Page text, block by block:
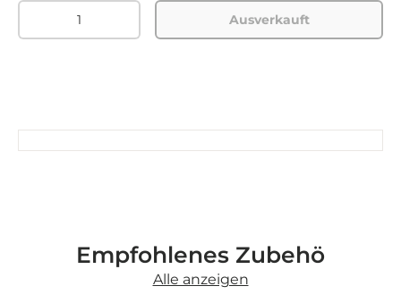
Menge
Ausverkauft
Empfohlenes Zubehö
Alle anzeigen